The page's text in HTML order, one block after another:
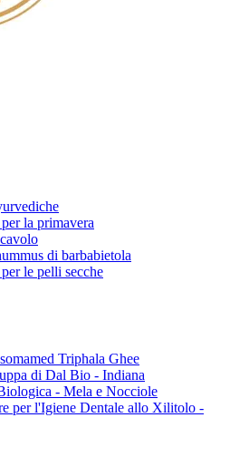
la primavera
di barbabietola
le pelli secche
Triphala Ghee
di Dal Bio - Indiana
- Mela e Nocciole
per l'Igiene Dentale allo Xilitolo -